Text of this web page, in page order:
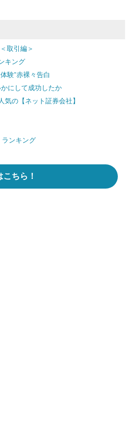
取引編＞
キング
験”赤裸々告白
にして成功したか
の【ネット証券会社】
ランキング
ちら！